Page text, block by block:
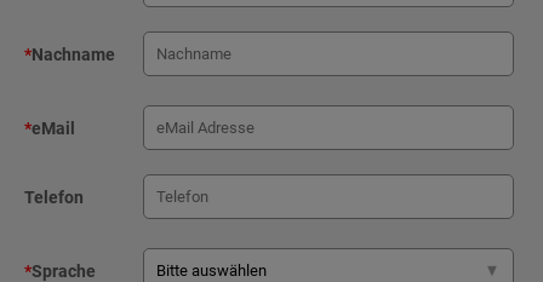
*Nachname
*eMail
Telefon
*Sprache